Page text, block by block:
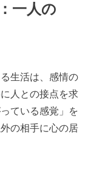
一人の
生活は、感情の
人との接点を求
ている感覚」を
の相手に心の居